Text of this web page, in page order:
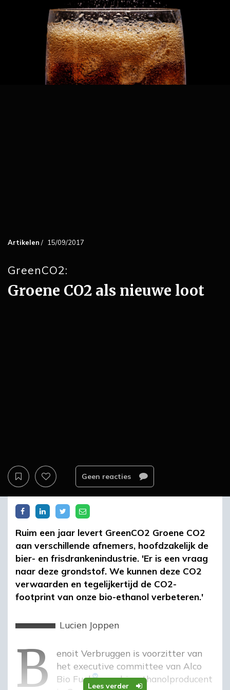
Artikelen / 15/09/2017
GreenCO2:
Groene CO2 als nieuwe loot
Geen reacties
Lees verder
Ruim een jaar levert GreenCO2 Groene CO2
aan verschillende afnemers, hoofdzakelijk de
bier- en frisdrankenindustrie. 'Er is een vraag
naar deze grondstof. We kunnen deze CO2
verwaarden en tegelijkertijd de CO2-
footprint van onze bio-ethanol verbeteren.'
Lucien Joppen
b
Benoit Verbruggen is voorzitter van
het executive committee van Alco
Bio Fuel
, een bio-ethanolproducent